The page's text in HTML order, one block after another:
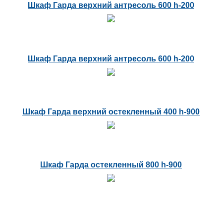
Шкаф Гарда верхний антресоль 600 h-200
Шкаф Гарда верхний антресоль 600 h-200
Шкаф Гарда верхний остекленный 400 h-900
Шкаф Гарда остекленный 800 h-900